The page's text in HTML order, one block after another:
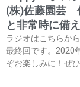
(株)佐藤園芸
と非常時に備え
ラジオはこちらか
最終回です。2020
ぞお楽しみに！ぜ